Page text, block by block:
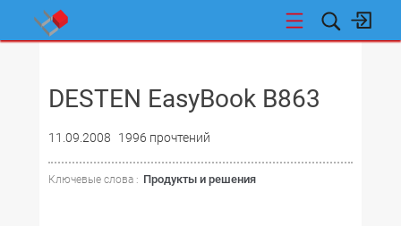
DESTEN EasyBook B863
11.09.2008 1996 прочтений
Ключевые слова : Продукты и решения